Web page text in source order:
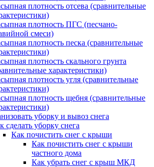
плотность отсева (сравнительные
плотность ПГС (песчано-
смеси)
плотность песка (сравнительные
плотность скального грунта
характеристики)
плотность угля (сравнительные
плотность щебня (сравнительные
уборку и вывоз снега
сделать уборку снега
Как почистить снег с крыши
Как почистить снег с крыши
частного дома
Как убрать снег с крыш МКД